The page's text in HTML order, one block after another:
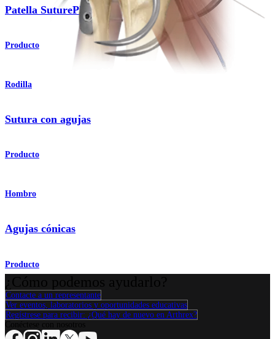
Patella SuturePlate™
Producto
Rodilla
Sutura con agujas
Producto
Hombro
Agujas cónicas
Producto
Contacte a un representante
Ver eventos, laboratorios y oportunidades educativas
Regístrese para recibir: ¿Qué hay de nuevo en Arthrex?